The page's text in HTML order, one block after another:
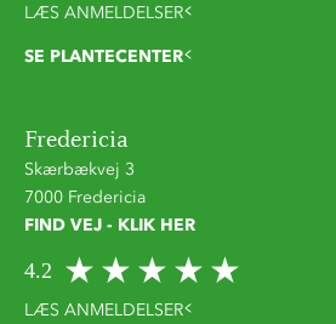
LÆS ANMELDELSER
SE PLANTECENTER
Fredericia
Skærbækvej 3
7000 Fredericia
FIND VEJ - KLIK HER
4.2
LÆS ANMELDELSER